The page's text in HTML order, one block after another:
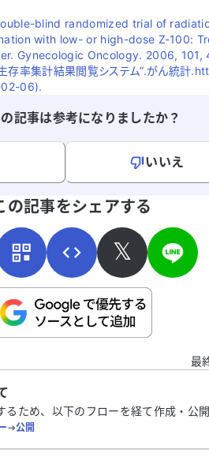
blind randomized trial of
with low- or high-dose Z-100:
Gynecologic Oncology. 2006, 101,
存率集計結果閲覧システム”.がん統計
06).
記事は参考になりましたか？
いいえ
す。氏名やご自身の病気の詳細などの個人情
の記事をシェアする
𝕏
最
ため、以下のフローを経て作成・公開
➔公開